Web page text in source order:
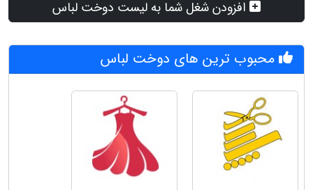
افزودن شغل شما به لیست دوخت لباس
محبوب ترین های دوخت لباس